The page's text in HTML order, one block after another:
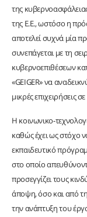
της
της Ε.Ε., ωστόσο η
αποτελεί συχνά μία
συνεπάγεται με τη
κυβερνοεπιθέσεων
«GEIGER» να
μικρές επιχειρήσεις
Η κοινωνικο-
καθώς έχει ως στόχο
εκπαιδευτικό
στο οποίο
προσεγγίζει τους
άποψη, όσο και από
την ανάπτυξη του